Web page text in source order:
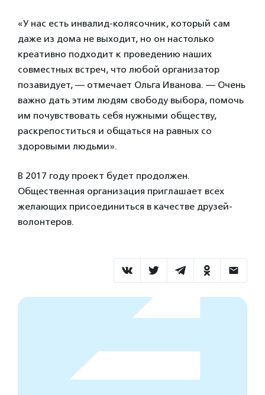
«У нас есть инвалид-колясочник, который сам
даже из дома не выходит, но он настолько
креативно подходит к проведению наших
совместных встреч, что любой организатор
позавидует, — отмечает Ольга Иванова. — Очень
важно дать этим людям свободу выбора, помочь
им почувствовать себя нужными обществу,
раскрепоститься и общаться на равных со
здоровыми людьми».
В 2017 году проект будет продолжен.
Общественная организация приглашает всех
желающих присоединиться в качестве друзей-
волонтеров.